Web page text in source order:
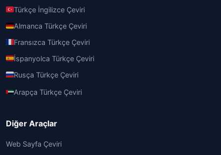
Türkçe İngilizce Çeviri
Almanca Türkçe Çeviri
Fransızca Türkçe Çeviri
İspanyolca Türkçe Çeviri
Rusça Türkçe Çeviri
Arapça Türkçe Çeviri
Diğer Araçlar
Web Sayfa Çeviri